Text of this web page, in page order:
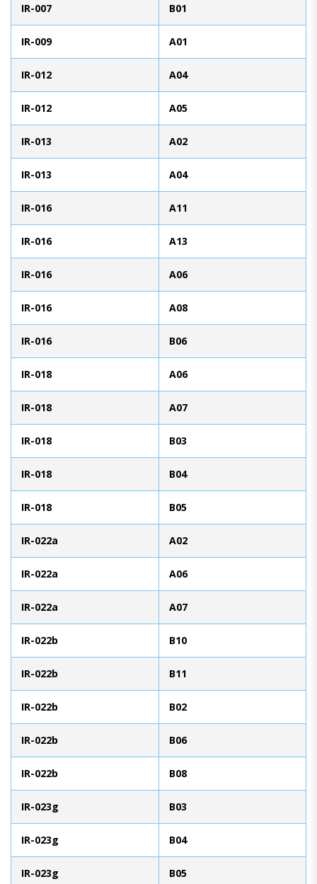
IR-007 B01
IR-009 A01
IR-012 A04
IR-012 A05
IR-013 A02
IR-013 A04
IR-016 A11
IR-016 A13
IR-016 A06
IR-016 A08
IR-016 B06
IR-018 A06
IR-018 A07
IR-018 B03
IR-018 B04
IR-018 B05
IR-022a A02
IR-022a A06
IR-022a A07
IR-022b B10
IR-022b B11
IR-022b B02
IR-022b B06
IR-022b B08
IR-023g B03
IR-023g B04
IR-023g B05